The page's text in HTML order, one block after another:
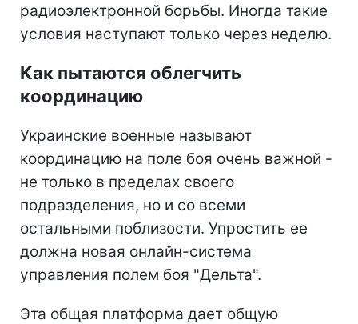
радиоэлектронной борьбы. Иногда такие
условия наступают только через неделю.
Как пытаются облегчить
координацию
Украинские военные называют
координацию на поле боя очень важной -
не только в пределах своего
подразделения, но и со всеми
остальными поблизости. Упростить ее
должна новая онлайн-система
управления полем боя "Дельта".
Эта общая платформа дает общую